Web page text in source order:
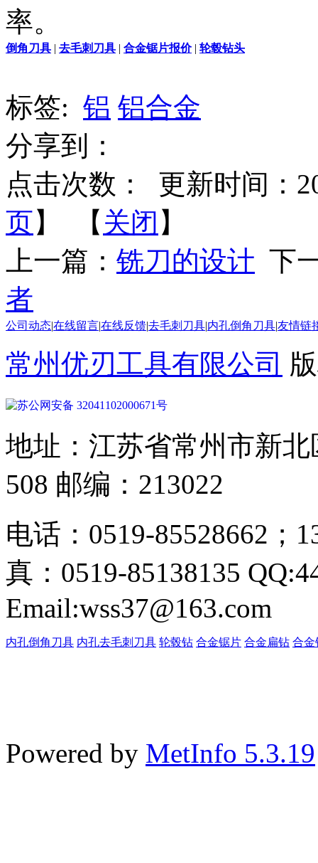
率。
倒角刀具 去毛刺刀具 合金锯片报价| 轮毂钻头
标签: 铝 铝合金
分享到：
点击次数：
更新时间：
页】 【 关闭 】
上一篇： 铣刀的设计 下
者
公司动态在线留言在线反馈去毛刺刀具 内孔倒角刀具友情链
常州优刃工具有限公司
苏公网安备 32041102000671号
地址：江苏省常州市新
508 邮编：213022
电话：0519-85528662；
真：0519-85138135
Email:wss37@163.com
内孔倒角刀具 内孔去毛刺刀具 轮毂钻 合金锯片 合金扁钻 合金
Powered by MetInfo 5.3.19